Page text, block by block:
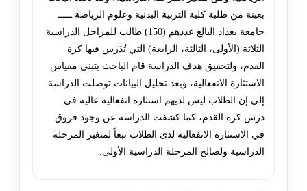
بعينة من طلبة كلية التربية البدنية وعلوم الرياضة ـــــ
جامعة بغداد البالغ عددهم (150) طالب للمراحل الدراسية
الثلاثة (الأولى، الثالثة، الرابعة) التي تُدَرس فيها كرة
القدم، ولتحقيق هدف الدراسة قام الباحث بتبني مقياس
الاستثارة الانفعالية، وبعد تحليل البيانات توصلت الدراسة
إلى إن الطلاب ليس لديهم استثارة انفعالية عالية في
درس كرة القدم، كما كشفت الدراسة عن وجود فروق
في الاستثارة الانفعالية لدى الطلاب تبعاً لمتغير المرحلة
الدراسية ولصالح المرحلة الدراسية الأولى.